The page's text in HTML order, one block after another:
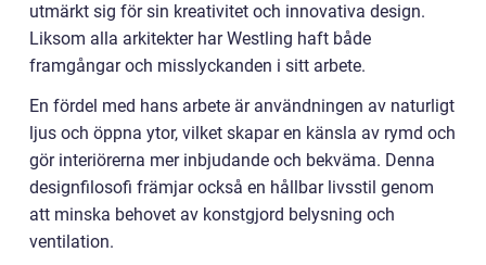
utmärkt sig för sin kreativitet och innovativa design.
Liksom alla arkitekter har Westling haft både
framgångar och misslyckanden i sitt arbete.
En fördel med hans arbete är användningen av naturligt
ljus och öppna ytor, vilket skapar en känsla av rymd och
gör interiörerna mer inbjudande och bekväma. Denna
designfilosofi främjar också en hållbar livsstil genom
att minska behovet av konstgjord belysning och
ventilation.